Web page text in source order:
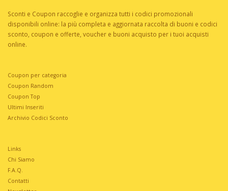
Sconti e Coupon raccoglie e organizza tutti i codici promozionali
disponibili online: la più completa e aggiornata raccolta di buoni e codici
sconto, coupon e offerte, voucher e buoni acquisto per i tuoi acquisti
online.
Coupon per categoria
Coupon Random
Coupon Top
Ultimi Inseriti
Archivio Codici Sconto
Links
Chi Siamo
F.A.Q.
Contatti